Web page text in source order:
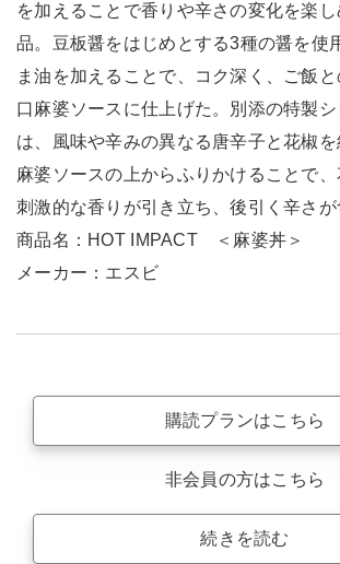
を加えることで香りや辛さの変化を楽
品。豆板醤をはじめとする3種の醤を使
ま油を加えることで、コク深く、ご飯
口麻婆ソースに仕上げた。別添の特製
は、風味や辛みの異なる唐辛子と花椒を
麻婆ソースの上からふりかけることで
刺激的な香りが引き立ち、後引く辛さが
商品名：HOT IMPACT ＜麻婆丼＞
メーカー：エスビ
購読プランはこちら
非会員の方はこちら
続きを読む